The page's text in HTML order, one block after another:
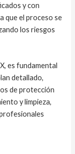
y con
que el proceso se
los riesgos
es fundamental
detallado,
de protección
y limpieza,